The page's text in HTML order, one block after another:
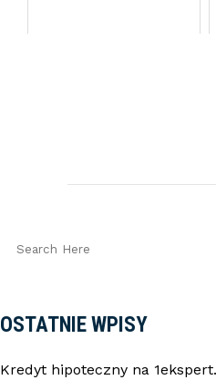
OSTATNIE WPISY
Kredyt hipoteczny na